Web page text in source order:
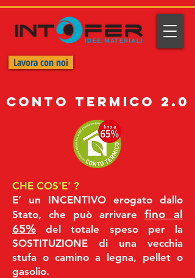
Lavora con noi
conto termico 2.0
CHE COS'E' ?
E’ un INCENTIVO erogato dallo
Stato, che può arrivare fino al
65% del totale speso per la
SOSTITUZIONE di una vecchia
stufa o camino a legna, pellet o
gasolio.